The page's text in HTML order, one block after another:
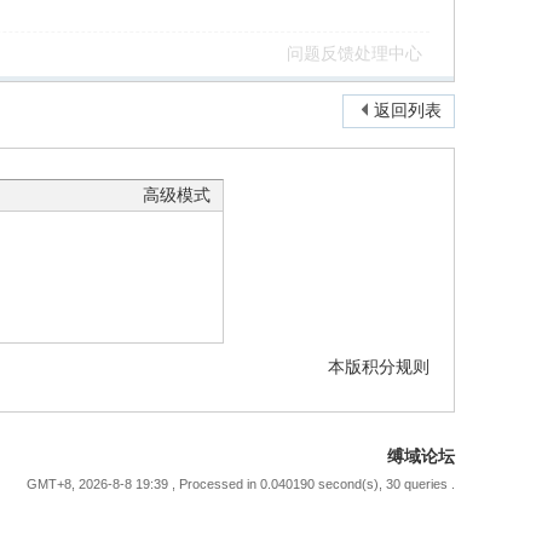
问题反馈处理中心
返回列表
高级模式
本版积分规则
缚域论坛
GMT+8, 2026-8-8 19:39 , Processed in 0.040190 second(s), 30 queries .